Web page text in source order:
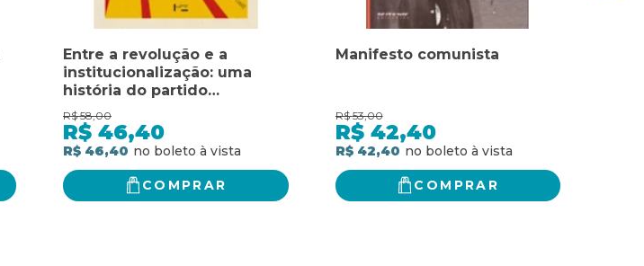
Entre a revolução e a
institucionalização: uma
história do partido
comunista do Brasil (pcdob)
R$ 58,00
R$ 46,40
R$ 46,40
COMPRAR
Manifesto comunista
R$ 53,00
R$ 42,40
R$ 42,40
COMPRAR